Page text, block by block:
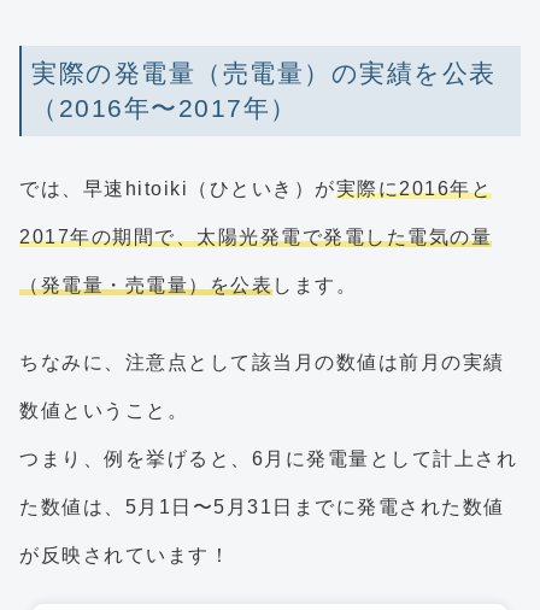
実際の発電量（売電量）の実績を公表
（2016年〜2017年）
では、早速hitoiki（ひといき）が実際に2016年と
2017年の期間で、太陽光発電で発電した電気の量
（発電量・売電量）を公表します。
ちなみに、注意点として該当月の数値は前月の実績
数値ということ。
つまり、例を挙げると、6月に発電量として計上され
た数値は、5月1日〜5月31日までに発電された数値
が反映されています！